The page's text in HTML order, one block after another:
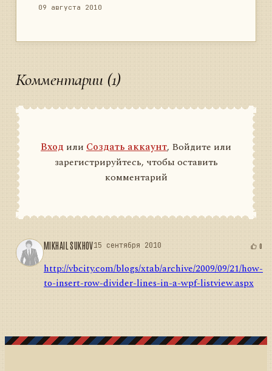
09 августа 2010
Комментарии (1)
Вход или Создать аккаунт, Войдите или
зарегистрируйтесь, чтобы оставить
комментарий
MIKHAIL SUKHOV15 сентября 2010 0
http://vbcity.com/blogs/xtab/archive/2009/09/21/how-
to-insert-row-divider-lines-in-a-wpf-listview.aspx